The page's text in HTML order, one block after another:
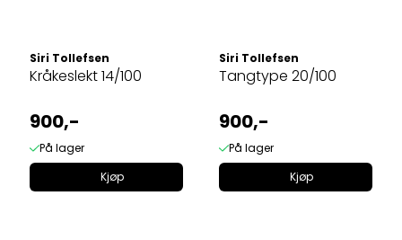
Siri Tollefsen
Kråkeslekt 14/100
900,-
På lager
Kjøp
Siri Tollefsen
Tangtype 20/100
900,-
På lager
Kjøp